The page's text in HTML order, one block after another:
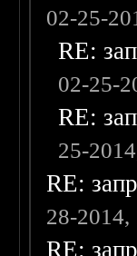
02-25-
RE:
02-25-
RE:
25-
RE:
28-2014,
RE: